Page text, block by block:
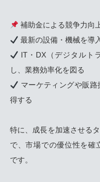
補助金による競争力向
最新の設備・機械を導
IT・DX（デジタルト
し、業務効率化を図る
マーケティングや販
得する
特に、成長を加速させる
で、市場での優位性を確
です。